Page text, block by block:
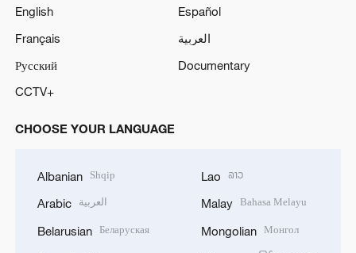
English
Español
Français
العربية
Русский
Documentary
CCTV+
CHOOSE YOUR LANGUAGE
Albanian Shqip
Arabic العربية
Belarusian Беларуская
Lao ລາວ
Malay Bahasa Melayu
Mongolian Монгол